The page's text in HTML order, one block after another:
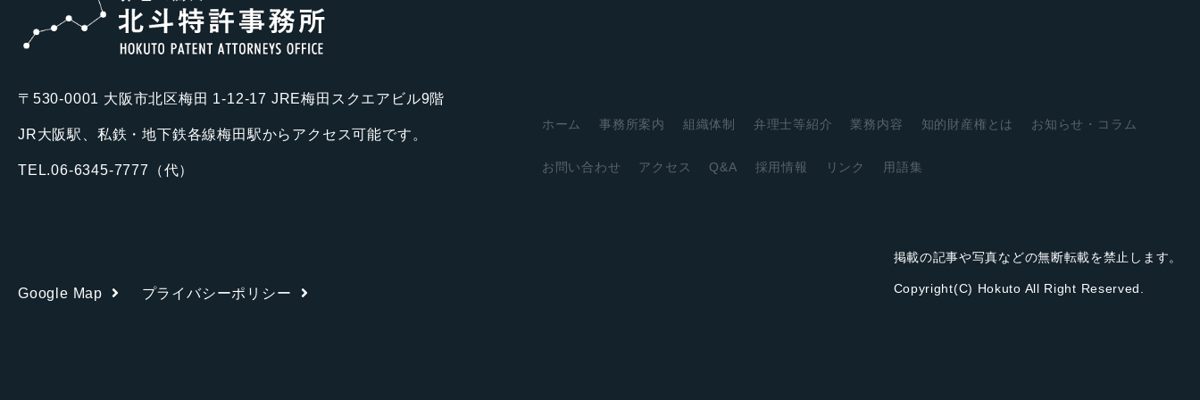
〒530-0001 大阪市北区梅田 1-12-17 JRE梅田スクエアビル9階
JR大阪駅、私鉄・地下鉄各線梅田駅からアクセス可能です。
TEL.06-6345-7777（代）
ホーム 事務所案内 組織体制 弁理士等紹介 業務内容 知的財産権とは お知らせ・コラム
お問い合わせ アクセス Q&A 採用情報 リンク 用語集
Google Map プライバシーポリシー
掲載の記事や写真などの無断転載を禁止します。
Copyright(C) Hokuto All Right Reserved.